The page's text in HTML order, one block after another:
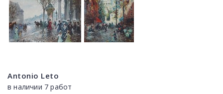
Antonio Leto
в наличии 7 работ